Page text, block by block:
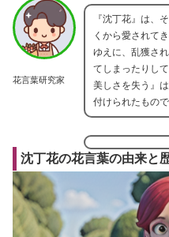
花言葉研究家
『沈丁花』は、
くから愛されて
ゆえに、乱獲さ
てしまったりし
美しさを失う』
付けられたもので
沈丁花の花言葉の由来と